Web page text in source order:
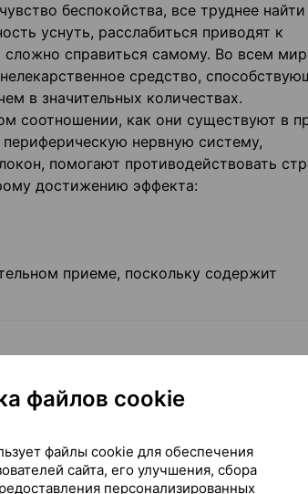
беспокойства, все труднее
уснуть, расслабиться приводят к
справиться самому. Во всем
средство,
в значительных количествах.
соотношении, как они существуют в
нервную систему,
помогают противодействовать
достижению эффекта:
приеме, поскольку содержит
кремния аморфный (агенты
лимонный сок порошкообразный,
В12), пиридоксина гидрохлорид,
уровня суточного
файлов cookie
файлы cookie для обеспечения
сайта, его улучшения, сбора
персонализированных